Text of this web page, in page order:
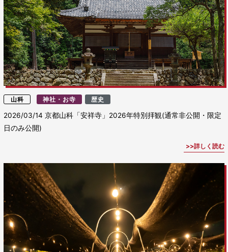
山科 神社・お寺 歴史
2026/03/14京都山科「安祥寺」2026年特別拝観(通常非公開・限定
日のみ公開)
詳しく読む